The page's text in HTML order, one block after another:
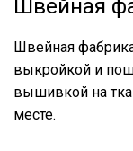
Швейная
Швейная
выкройкой и
вышивкой на
месте.